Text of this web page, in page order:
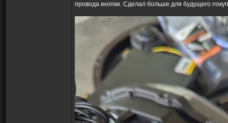
провода кнопки. Сделал больше для будущего